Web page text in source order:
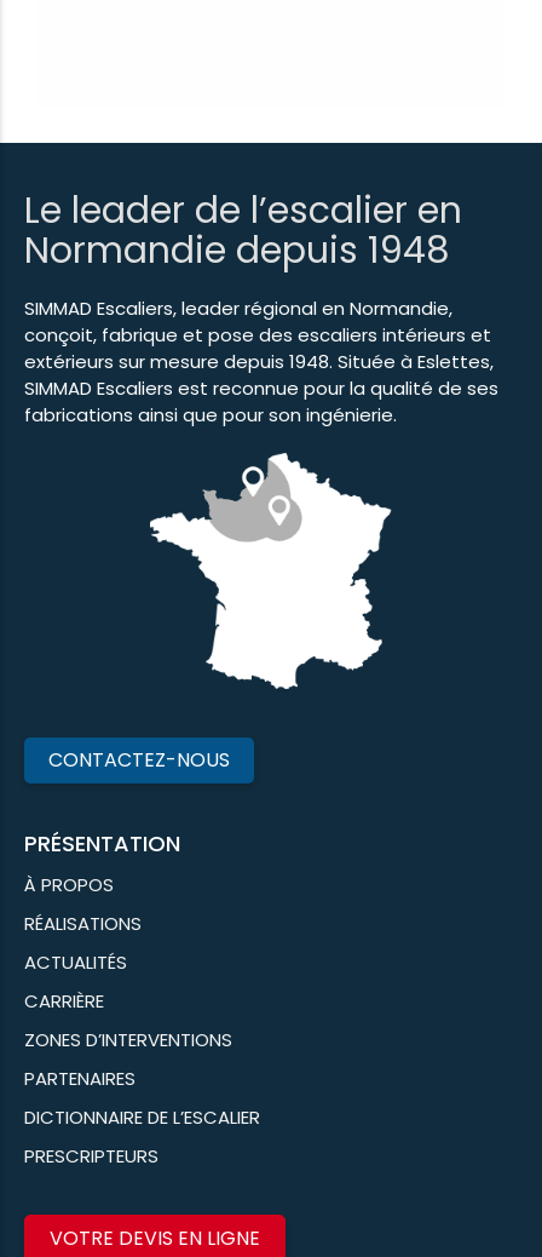
Le leader de l’escalier en
Normandie depuis 1948
SIMMAD Escaliers, leader régional en Normandie,
conçoit, fabrique et pose des escaliers intérieurs et
extérieurs sur mesure depuis 1948. Située à Eslettes,
SIMMAD Escaliers est reconnue pour la qualité de ses
fabrications ainsi que pour son ingénierie.
CONTACTEZ-NOUS
PRÉSENTATION
À PROPOS
RÉALISATIONS
ACTUALITÉS
CARRIÈRE
ZONES D’INTERVENTIONS
PARTENAIRES
DICTIONNAIRE DE L’ESCALIER
PRESCRIPTEURS
VOTRE DEVIS EN LIGNE